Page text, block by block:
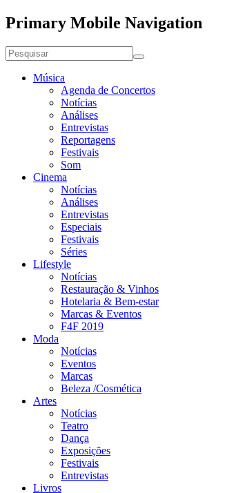
Primary Mobile Navigation
Música
Agenda de Concertos
Notícias
Análises
Entrevistas
Reportagens
Festivais
Som
Cinema
Notícias
Análises
Entrevistas
Especiais
Festivais
Séries
Lifestyle
Notícias
Restauração & Vinhos
Hotelaria & Bem-estar
Marcas & Eventos
F4F 2019
Moda
Notícias
Eventos
Marcas
Beleza /Cosmética
Artes
Notícias
Teatro
Dança
Exposições
Festivais
Entrevistas
Livros